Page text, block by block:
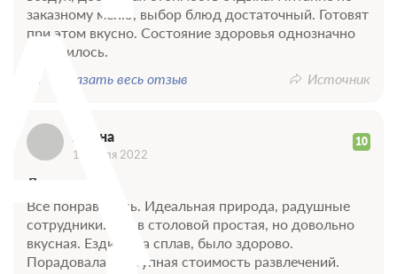
- подагра идиопатическая
- полиартриты, полиартроз, полиостеоартроз
- ревматоидный полиартрит
- синовиты, теносиновиты
- сколиоз (I-II степени)
- спондилез
заказному меню, выбор блюд достаточный. Готовят
при этом вкусно. Состояние здоровья однозначно
улучшилось.
Показать весь отзыв
Источник
Алена 10
19 июля 2022
Достоинства
Все понравилось. Идеальная природа, радушные
сотрудники. Еда в столовой простая, но довольно
вкусная. Ездили на сплав, было здорово.
Порадовала доступная стоимость развлечений.